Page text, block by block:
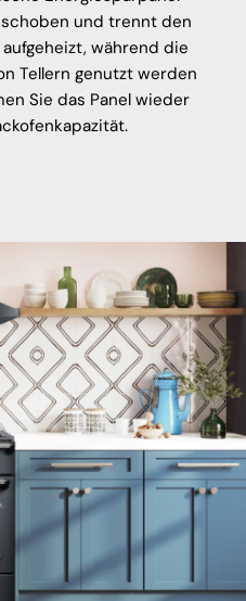
und trennt den
während die
Tellern genutzt werden
Sie das Panel wieder